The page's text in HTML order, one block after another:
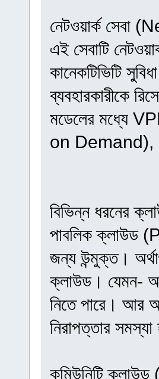
নেটওয়ার্ক
এই সেবাটি
কানেকটিভিটি
ব্যবহারকারীকে
মডেলের মধ্যে
on Demand),
বিভিন্ন ধরনের
পাবলিক ক্লাউড
জন্য উন্মুক্ত।
ক্লাউড। যেমন-
নিতে পারে। আর
নিরাপত্তার সমস্যা
কমিউনিটি